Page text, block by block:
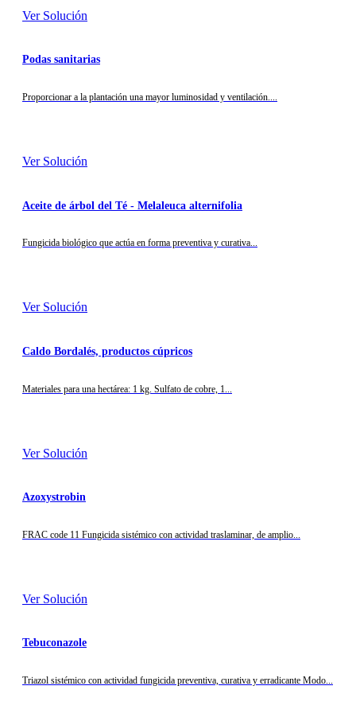
Ver Solución
Podas sanitarias
Proporcionar a la plantación una mayor luminosidad y ventilación....
Ver Solución
Aceite de árbol del Té - Melaleuca alternifolia
Fungicida biológico que actúa en forma preventiva y curativa...
Ver Solución
Caldo Bordalés, productos cúpricos
Materiales para una hectárea: 1 kg. Sulfato de cobre, 1...
Ver Solución
Azoxystrobin
FRAC code 11 Fungicida sistémico con actividad traslaminar, de amplio...
Ver Solución
Tebuconazole
Triazol sistémico con actividad fungicida preventiva, curativa y erradicante Modo...